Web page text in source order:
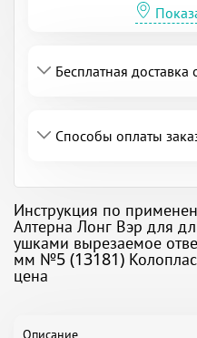
Бесплатная
Способы оплаты
Инструкция по
Алтерна Лонг Вэр для
ушками вырезаемое
мм №5 (13181)
цена
Описание